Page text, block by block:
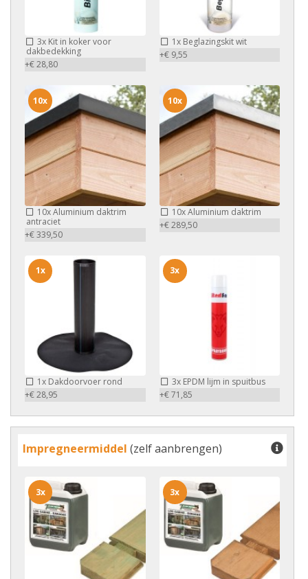
3x Kit in koker voor
dakbedekking
+€ 28,80
1xBeglazingskit wit
+€ 9,55
10xAluminium daktrim
antraciet
+€ 339,50
10x
10xAluminium daktrim
+€ 289,50
10x
1x Dakdoorvoer rond
+€ 28,95
1x
3xEPDM lijm in spuitbus
+€ 71,85
3x
Impregneermiddel (zelf aanbrengen)
3x 3x